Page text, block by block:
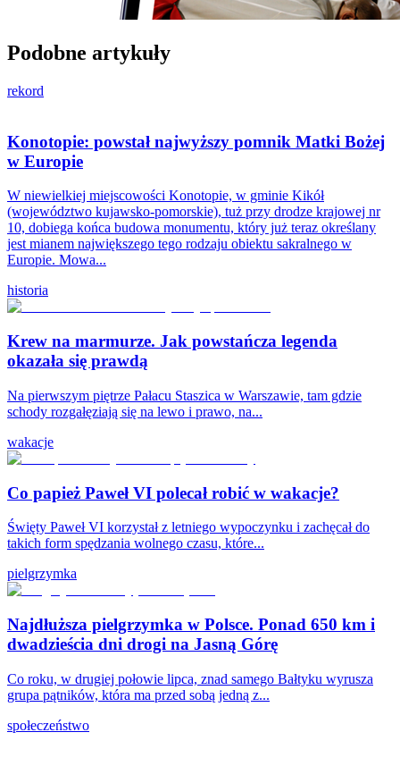
Podobne artykuły
rekord
Konotopie: powstał najwyższy pomnik Matki Bożej
w Europie
W niewielkiej miejscowości Konotopie, w gminie Kikół
(województwo kujawsko-pomorskie), tuż przy drodze krajowej nr
10, dobiega końca budowa monumentu, który już teraz określany
jest mianem największego tego rodzaju obiektu sakralnego w
Europie. Mowa...
historia
Krew na marmurze. Jak powstańcza legenda
okazała się prawdą
Na pierwszym piętrze Pałacu Staszica w Warszawie, tam gdzie
schody rozgałęziają się na lewo i prawo, na...
wakacje
Co papież Paweł VI polecał robić w wakacje?
Święty Paweł VI korzystał z letniego wypoczynku i zachęcał do
takich form spędzania wolnego czasu, które...
pielgrzymka
Najdłuższa pielgrzymka w Polsce. Ponad 650 km i
dwadzieścia dni drogi na Jasną Górę
Co roku, w drugiej połowie lipca, znad samego Bałtyku wyrusza
grupa pątników, która ma przed sobą jedną z...
społeczeństwo